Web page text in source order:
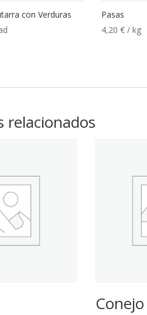
con Verduras
Pasas
4,20 € / kg
relacionados
Conejo